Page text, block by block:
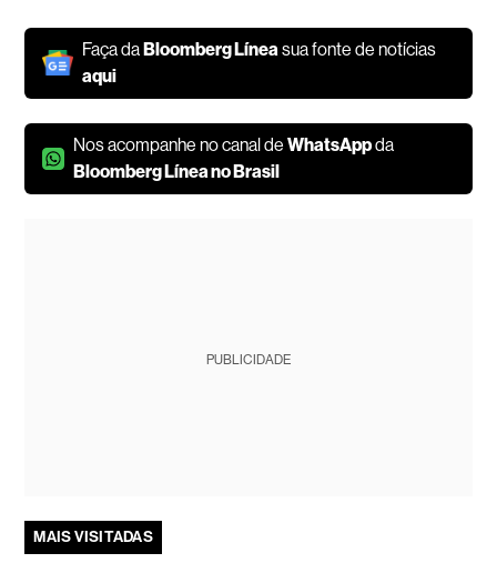
Faça daBloomberg Línea sua fonte de notícias
aqui
Nos acompanhe no canal deWhatsAppda
Bloomberg Línea no Brasil
PUBLICIDADE
MAIS VISITADAS